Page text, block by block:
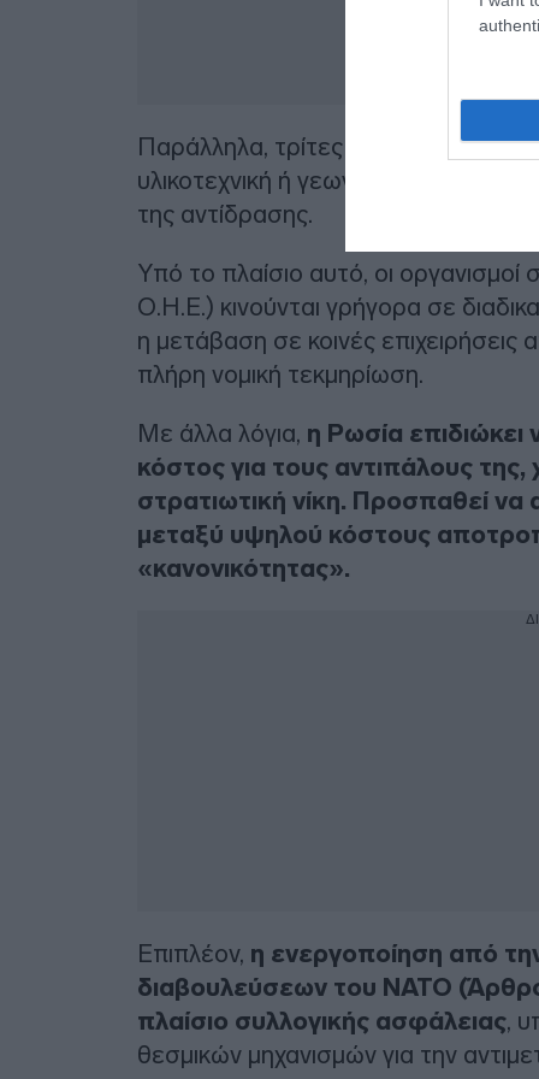
Παράλληλα, τρίτες χώρες, όπως η
υλικοτεχνική ή γεωγραφική
της αντίδρασης.
Υπό το πλαίσιο αυτό, οι
Ο.Η.Ε.) κινούνται γρήγορα σε
η μετάβαση σε κοινές επιχειρήσεις
πλήρη νομική τεκμηρίωση.
Με άλλα λόγια, η Ρωσία επιδιώκει
κόστος για τους αντιπάλους της,
στρατιωτική νίκη. Προσπαθεί να
μεταξύ υψηλού κόστους
«κανονικότητας».
Επιπλέον, η ενεργοποίηση από
διαβουλεύσεων του ΝΑΤΟ
πλαίσιο συλλογικής ασφάλειας,
θεσμικών μηχανισμών για την